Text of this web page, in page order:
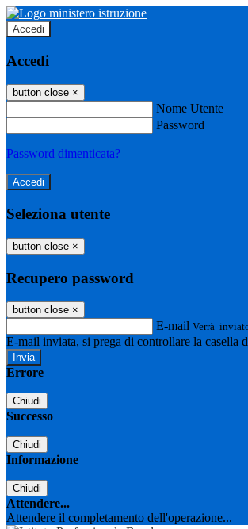
Accedi
Accedi
button close ×
Nome Utente
Password
Password dimenticata?
Seleziona utente
button close ×
Recupero password
button close ×
E-mail Verrà
E-mail inviata, si prega di controllare la casella
Errore
Chiudi
Successo
Chiudi
Informazione
Chiudi
Attendere...
Attendere il completamento dell'operazione...